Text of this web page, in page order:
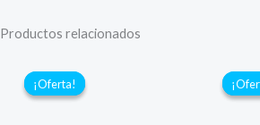
Productos relacionados
¡Oferta!
¡Oferta!